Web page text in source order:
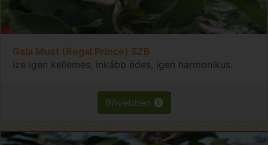
Gala Must (Regal Prince) SZB
íze igen kellemes, inkább édes, igen harmonikus.
Bővebben